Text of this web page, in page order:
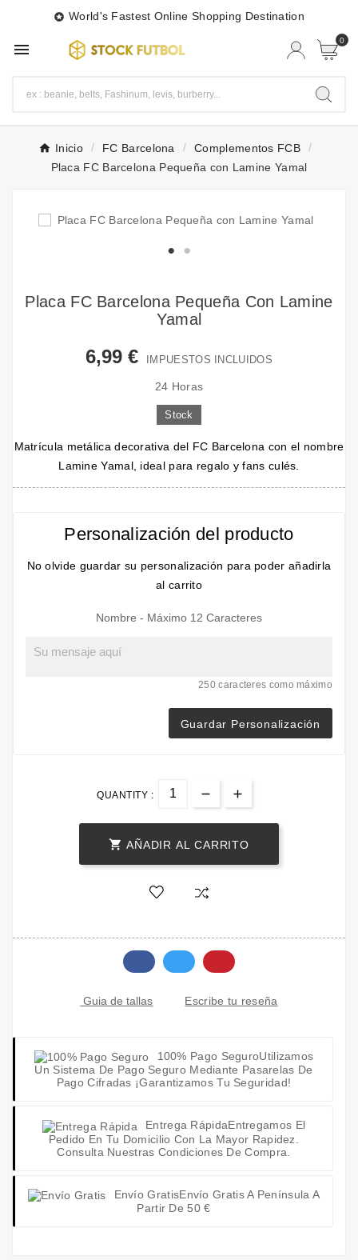
 World's Fastest Online Shopping Destination
 0
Inicio FC Barcelona
Complementos FCB
Placa FC Barcelona Pequeña con Lamine Yamal
Placa FC Barcelona Pequeña Con Lamine
Yamal
6,99 € IMPUESTOS INCLUIDOS
24 Horas
Stock
Matrícula metálica decorativa del FC Barcelona con el nombre
Lamine Yamal, ideal para regalo y fans culés.
Personalización del producto
No olvide guardar su personalización para poder añadirla
al carrito
Nombre - Máximo 12 Caracteres
250 caracteres como máximo
Guardar Personalización
QUANTITY :
 AÑADIR AL CARRITO
Guia de tallas Escribe tu reseña
100% Pago SeguroUtilizamos
Un Sistema De Pago Seguro Mediante Pasarelas De
Pago Cifradas ¡Garantizamos Tu Seguridad!
Entrega RápidaEntregamos El
Pedido En Tu Domicilio Con La Mayor Rapidez.
Consulta Nuestras Condiciones De Compra.
Envío GratisEnvío Gratis A Península A
Partir De 50 €